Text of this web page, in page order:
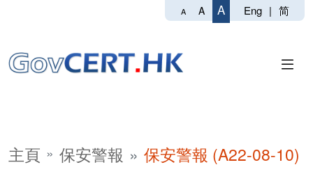
A A A Eng | 简
主頁 保安警報 保安警報 (A22-08-10)